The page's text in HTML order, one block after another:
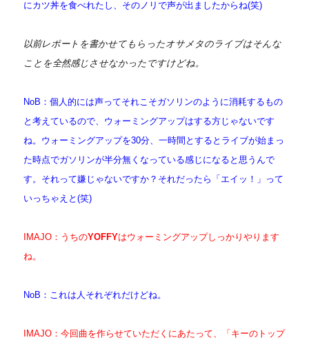
にカツ丼を食べれたし、そのノリで声が出ましたからね(笑)
以前レポートを書かせてもらったオサメタのライブはそんな
ことを全然感じさせなかったですけどね。
NoB：個人的には声ってそれこそガソリンのように消耗するもの
と考えているので、ウォーミングアップはする方じゃないです
ね。ウォーミングアップを30分、一時間とするとライブが始まっ
た時点でガソリンが半分無くなっている感じになると思うんで
す。それって嫌じゃないですか？それだったら「エイッ！」って
いっちゃえと(笑)
IMAJO：うちのYOFFYはウォーミングアップしっかりやります
ね。
NoB：これは人それぞれだけどね。
IMAJO：今回曲を作らせていただくにあたって、「キーのトップ